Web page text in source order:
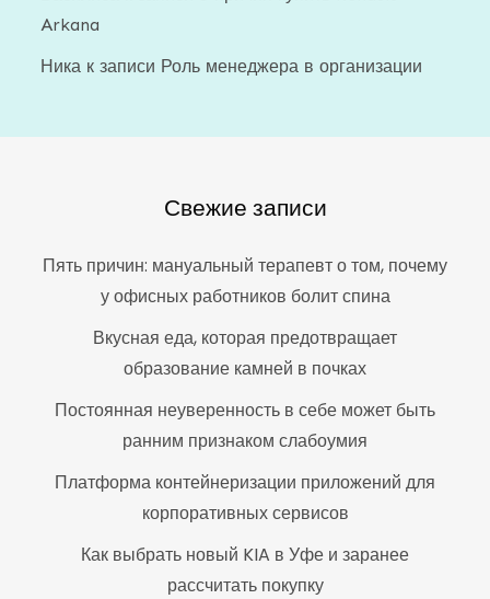
Arkana
Ника к записи Роль менеджера в организации
Свежие записи
Пять причин: мануальный терапевт о том, почему
у офисных работников болит спина
Вкусная еда, которая предотвращает
образование камней в почках
Постоянная неуверенность в себе может быть
ранним признаком слабоумия
Платформа контейнеризации приложений для
корпоративных сервисов
Как выбрать новый KIA в Уфе и заранее
рассчитать покупку